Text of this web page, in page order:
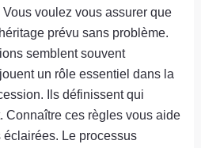
voulez vous assurer que
prévu sans problème.
semblent souvent
un rôle essentiel dans la
Ils définissent qui
Connaître ces règles vous aide
Le processus